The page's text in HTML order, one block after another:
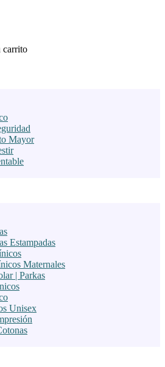
carrito
Mayor
Estampadas
Maternales
| Parkas
Unisex